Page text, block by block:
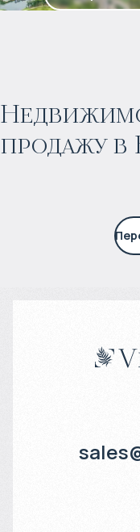
продажу в
Прогнозируемый доход
4% годовых